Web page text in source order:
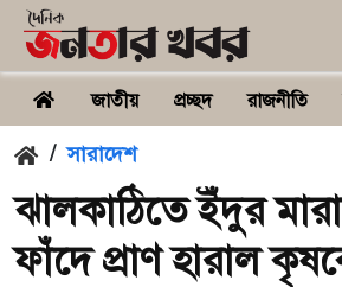
জাতীয় প্রচ্ছদ রাজনীতি
/ সারাদেশ
ঝালকাঠিতে ইঁদুর
ফাঁদে প্রাণ হারাল